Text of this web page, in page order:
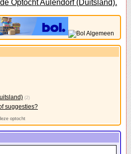
Optocht Aulendorf (Duitsland).
(2)
suggesties?
optocht